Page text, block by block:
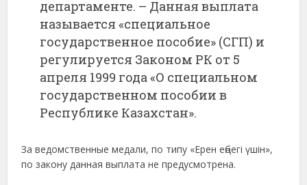
департаменте. – Данная выплата
называется «специальное
государственное пособие» (СГП) и
регулируется Законом РК от 5
апреля 1999 года «О специальном
государственном пособии в
Республике Казахстан».
За ведомственные медали, по типу «Ерен еңбегі үшін»,
по закону данная выплата не предусмотрена.